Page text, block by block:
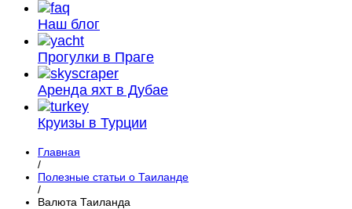
Наш блог
Прогулки в Праге
Аренда яхт в Дубае
Круизы в Турции
Главная
/
Полезные статьи о Таиланде
/
Валюта Таиланда